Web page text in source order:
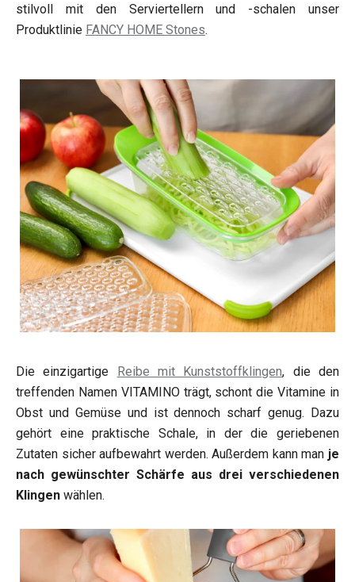
stilvoll mit den Serviertellern und -schalen unser
Produktlinie FANCY HOME Stones.
Die einzigartige Reibe mit Kunststoffklingen, die den
treffenden Namen VITAMINO trägt, schont die Vitamine in
Obst und Gemüse und ist dennoch scharf genug. Dazu
gehört eine praktische Schale, in der die geriebenen
Zutaten sicher aufbewahrt werden. Außerdem kann man je
nach gewünschter Schärfe aus drei verschiedenen
Klingen wählen.